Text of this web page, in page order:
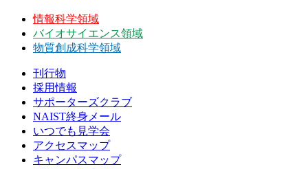
情報科学領域
バイオサイエンス領域
物質創成科学領域
刊行物
採用情報
サポーターズクラブ
NAIST終身メール
いつでも見学会
アクセスマップ
キャンパスマップ